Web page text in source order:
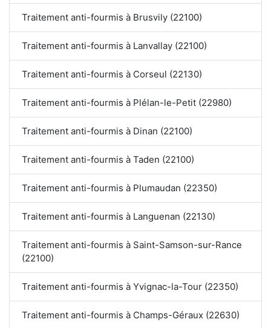
Traitement anti-fourmis à Brusvily (22100)
Traitement anti-fourmis à Lanvallay (22100)
Traitement anti-fourmis à Corseul (22130)
Traitement anti-fourmis à Plélan-le-Petit (22980)
Traitement anti-fourmis à Dinan (22100)
Traitement anti-fourmis à Taden (22100)
Traitement anti-fourmis à Plumaudan (22350)
Traitement anti-fourmis à Languenan (22130)
Traitement anti-fourmis à Saint-Samson-sur-Rance
(22100)
Traitement anti-fourmis à Yvignac-la-Tour (22350)
Traitement anti-fourmis à Champs-Géraux (22630)